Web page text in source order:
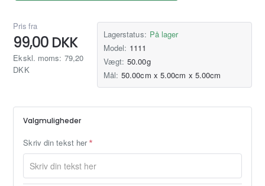
Pris fra
99,00 DKK
Ekskl. moms: 79,20
DKK
Lagerstatus: På lager
Model: 1111
Vægt: 50.00g
Mål: 50.00cm x 5.00cm x 5.00cm
Valgmuligheder
Skriv din tekst her